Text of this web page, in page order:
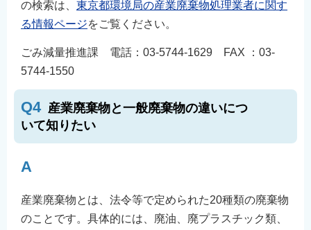
の検索は、 東京都環境局の産業廃棄物処理業者に関す
る情報ページをご覧ください。
ごみ減量推進課 電話：03-5744-1629 FAX ：03-
5744-1550
Q4 産業廃棄物と一般廃棄物の違いにつ
いて知りたい
A
産業廃棄物とは、法令等で定められた20種類の廃棄物
のことです。具体的には、廃油、廃プラスチック類、